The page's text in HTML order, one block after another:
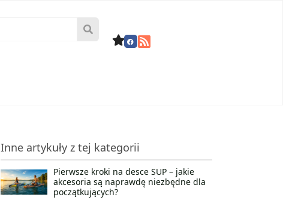
Inne artykuły z tej kategorii
Pierwsze kroki na desce SUP – jakie
akcesoria są naprawdę niezbędne dla
początkujących?